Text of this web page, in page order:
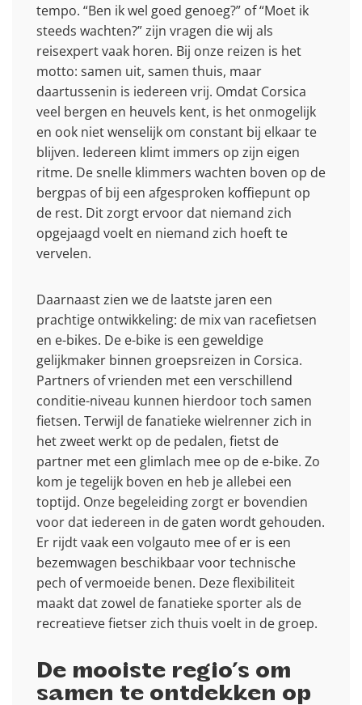
tempo. “Ben ik wel goed genoeg?” of “Moet ik
steeds wachten?” zijn vragen die wij als
reisexpert vaak horen. Bij onze reizen is het
motto: samen uit, samen thuis, maar
daartussenin is iedereen vrij. Omdat Corsica
veel bergen en heuvels kent, is het onmogelijk
en ook niet wenselijk om constant bij elkaar te
blijven. Iedereen klimt immers op zijn eigen
ritme. De snelle klimmers wachten boven op de
bergpas of bij een afgesproken koffiepunt op
de rest. Dit zorgt ervoor dat niemand zich
opgejaagd voelt en niemand zich hoeft te
vervelen.
Daarnaast zien we de laatste jaren een
prachtige ontwikkeling: de mix van racefietsen
en e-bikes. De e-bike is een geweldige
gelijkmaker binnen groepsreizen in Corsica.
Partners of vrienden met een verschillend
conditie-niveau kunnen hierdoor toch samen
fietsen. Terwijl de fanatieke wielrenner zich in
het zweet werkt op de pedalen, fietst de
partner met een glimlach mee op de e-bike. Zo
kom je tegelijk boven en heb je allebei een
toptijd. Onze begeleiding zorgt er bovendien
voor dat iedereen in de gaten wordt gehouden.
Er rijdt vaak een volgauto mee of er is een
bezemwagen beschikbaar voor technische
pech of vermoeide benen. Deze flexibiliteit
maakt dat zowel de fanatieke sporter als de
recreatieve fietser zich thuis voelt in de groep.
De mooiste regio’s om
samen te ontdekken op